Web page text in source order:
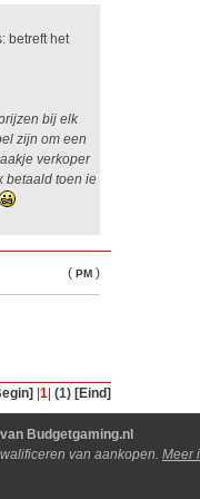
betreft het
bij elk
zijn om een
verkoper
betaald toen ie
( PM )
1 (1) [Eind]
Budgetgaming.nl
van aankopen. Meer